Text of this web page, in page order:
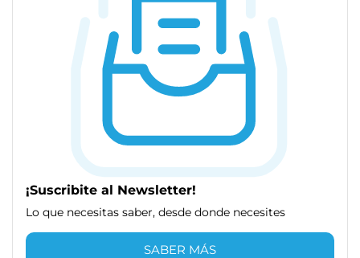
¡Suscribite al Newsletter!
Lo que necesitas saber, desde donde necesites
SABER MÁS